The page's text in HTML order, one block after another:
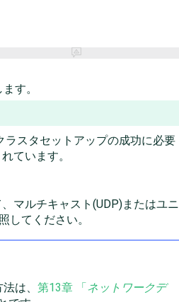
す。
ラスタセットアップの成功に必要
ています。
マルチキャスト(UDP)またはユニ
してください。
は、 第13章 「ネットワークデ